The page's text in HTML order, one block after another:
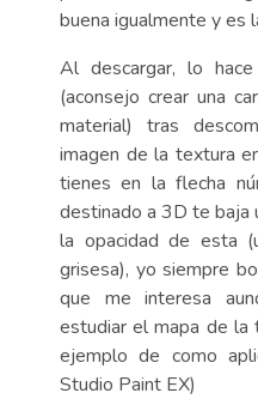
buena igualmente y es
Al descargar, lo
(aconsejo crear una
material) tras
imagen de la textura
tienes en la flecha
destinado a 3D te baja
la opacidad de esta
grisesa), yo siempre
que me interesa
estudiar el mapa de la
ejemplo de como
Studio Paint EX)